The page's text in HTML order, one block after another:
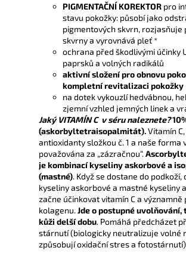
PIGMENTAČNÍ KOREKTOR pro
stavu pokožky: působí jako
pigmentových skvrn, rozjasňuje
skvrny a vyrovnává pleť *
ochrana před škodlivými účinky
paprsků a volných radikálů
aktivní složení pro obnovu
kompletní revitalizaci pokožky
na dotek vykouzlí hedvábnou,
zjemní vzhled jemných linek a
Jaký VITAMÍN C v séru naleznete?
(askorbyltetraisopalmitát).Vitamín
antioxidanty složkou č. 1 a naše forma
považována za „zázračnou“.
je kombinací kyseliny askorbové a
(mastné). Když se dostane do
kyseliny askorbové a mastné kyseliny
začne účinkovat vitamín C a významně
kolagenu.Jde o postupné uvolňování,
kůži delší dobu. Pomáhá předcházet
stárnutí (biologicky neutralizuje volné
způsobují oxidační stres a